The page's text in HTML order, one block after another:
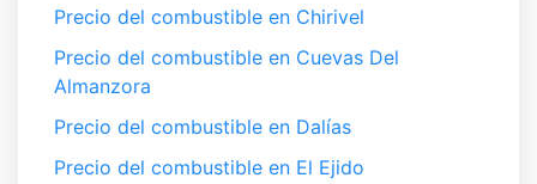
Precio del combustible en Chirivel
Precio del combustible en Cuevas Del
Almanzora
Precio del combustible en Dalías
Precio del combustible en El Ejido